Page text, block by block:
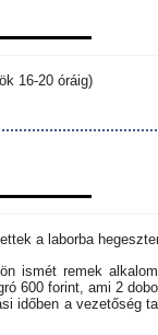
16-20 óráig)
a laborba
ismét remek
600 forint, ami 2
időben a vezetőség